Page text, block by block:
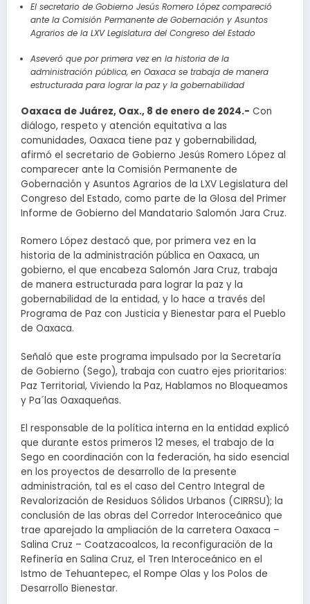
El secretario de Gobierno Jesús Romero López compareció
ante la Comisión Permanente de Gobernación y Asuntos
Agrarios de la LXV Legislatura del Congreso del Estado
Aseveró que por primera vez en la historia de la
administración pública, en Oaxaca se trabaja de manera
estructurada para lograr la paz y la gobernabilidad
Oaxaca de Juárez, Oax., 8 de enero de 2024.- Con
diálogo, respeto y atención equitativa a las
comunidades, Oaxaca tiene paz y gobernabilidad,
afirmó el secretario de Gobierno Jesús Romero López al
comparecer ante la Comisión Permanente de
Gobernación y Asuntos Agrarios de la LXV Legislatura del
Congreso del Estado, como parte de la Glosa del Primer
Informe de Gobierno del Mandatario Salomón Jara Cruz.
Romero López destacó que, por primera vez en la
historia de la administración pública en Oaxaca, un
gobierno, el que encabeza Salomón Jara Cruz, trabaja
de manera estructurada para lograr la paz y la
gobernabilidad de la entidad, y lo hace a través del
Programa de Paz con Justicia y Bienestar para el Pueblo
de Oaxaca.
Señaló que este programa impulsado por la Secretaría
de Gobierno (Sego), trabaja con cuatro ejes prioritarios:
Paz Territorial, Viviendo la Paz, Hablamos no Bloqueamos
y Pa´las Oaxaqueñas.
El responsable de la política interna en la entidad explicó
que durante estos primeros 12 meses, el trabajo de la
Sego en coordinación con la federación, ha sido esencial
en los proyectos de desarrollo de la presente
administración, tal es el caso del Centro Integral de
Revalorización de Residuos Sólidos Urbanos (CIRRSU); la
conclusión de las obras del Corredor Interoceánico que
trae aparejado la ampliación de la carretera Oaxaca –
Salina Cruz – Coatzacoalcos, la reconfiguración de la
Refinería en Salina Cruz, el Tren Interoceánico en el
Istmo de Tehuantepec, el Rompe Olas y los Polos de
Desarrollo Bienestar.